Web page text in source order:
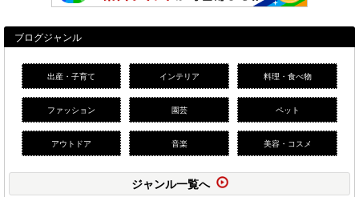
ブログジャンル
出産・子育て インテリア 料理・食べ物
ファッション 園芸 ペット
アウトドア 音楽 美容・コスメ
ジャンル一覧へ